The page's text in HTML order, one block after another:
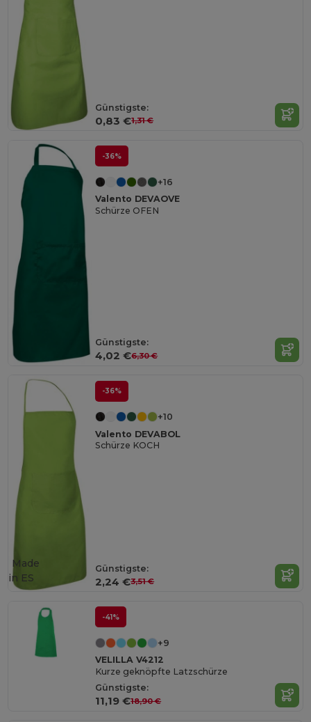
Günstigste:
0,83 €1,31 €
-36%
+16
Valento DEVAOVE
Schürze OFEN
Günstigste:
4,02 €6,30 €
-36%
+10
Valento DEVABOL
Schürze KOCH
Günstigste:
2,24 €3,51 €
Made
in ES
-41%
+9
VELILLA V4212
Kurze geknöpfte Latzschürze
Günstigste:
11,19 €18,90 €